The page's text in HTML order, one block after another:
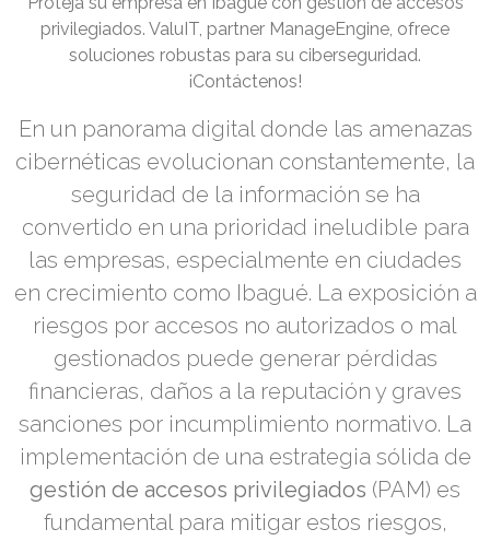
privilegiados. ValuIT, partner ManageEngine, ofrece
soluciones robustas para su ciberseguridad.
¡Contáctenos!
En un panorama digital donde las amenazas
cibernéticas evolucionan constantemente, la
seguridad de la información se ha
convertido en una prioridad ineludible para
las empresas, especialmente en ciudades
en crecimiento como Ibagué. La exposición a
riesgos por accesos no autorizados o mal
gestionados puede generar pérdidas
financieras, daños a la reputación y graves
sanciones por incumplimiento normativo. La
implementación de una estrategia sólida de
gestión de accesos privilegiados (PAM) es
fundamental para mitigar estos riesgos,